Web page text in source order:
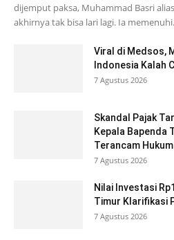
dijemput paksa, Muhammad Basri
akhirnya tak bisa lari lagi. Ia
Viral di Medsos,
Indonesia Kalah
7 Agustus 2026
Skandal Pajak
Kepala Bapenda
Terancam
7 Agustus 2026
Nilai Investasi
Timur Klarifikasi
7 Agustus 2026